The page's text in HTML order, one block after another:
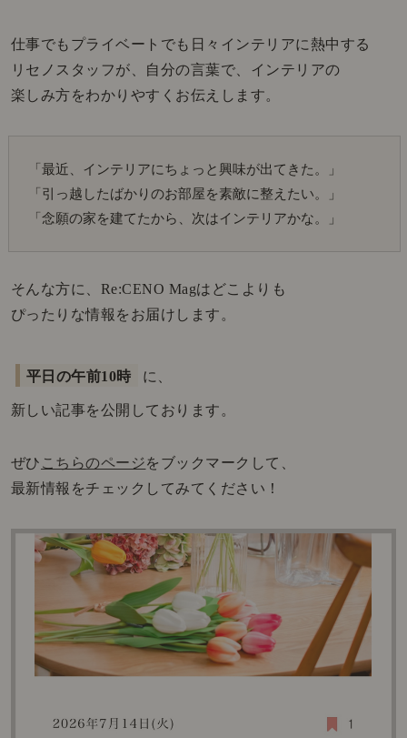
仕事でもプライベートでも日々インテリアに熱中する
リセノスタッフが、自分の言葉で、インテリアの
楽しみ方をわかりやすくお伝えします。
「最近、インテリアにちょっと興味が出てきた。」
「引っ越したばかりのお部屋を素敵に整えたい。」
「念願の家を建てたから、次はインテリアかな。」
そんな方に、Re:CENO Magはどこよりも
ぴったりな情報をお届けします。
平日の午前10時 に、
新しい記事を公開しております。
ぜひ こちらのページをブックマークして、
最新情報をチェックしてみてください！